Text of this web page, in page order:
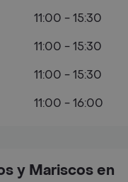
y Mariscos en
11:00 - 15:30
11:00 - 15:30
11:00 - 15:30
11:00 - 16:00